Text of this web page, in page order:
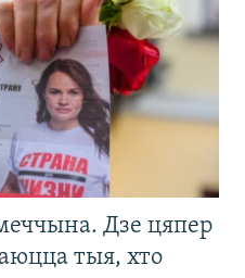
Дзе цяпер
тыя, хто